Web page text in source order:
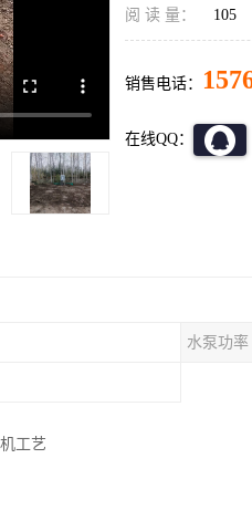
阅 读 量： 105
销售电话：
在线QQ：
水泵功率
工艺